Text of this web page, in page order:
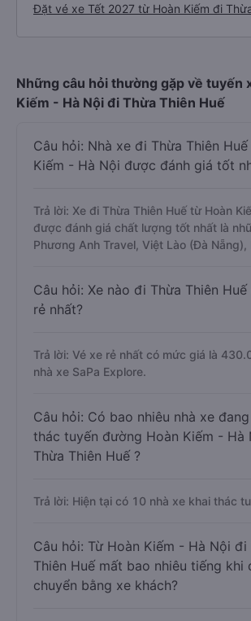
Đặt vé xe Tết 2027 từ Hoàn Kiếm đi
Những câu hỏi thường gặp về tuyến
Kiếm - Hà Nội đi Thừa Thiên Huế
Câu hỏi: Nhà xe đi Thừa Thiên
Kiếm - Hà Nội được đánh giá tốt
Trả lời: Xe đi Thừa Thiên Huế từ Hoàn
được đánh giá chất lượng tốt nhất là
Phương Anh Travel, Việt Lào (Đà Nẵng),
Câu hỏi: Xe nào đi Thừa Thiên
rẻ nhất?
Trả lời: Vé xe rẻ nhất có mức giá là
nhà xe SaPa Explore.
Câu hỏi: Có bao nhiêu nhà xe
thác tuyến đường Hoàn Kiếm - Hà
Thừa Thiên Huế ?
Trả lời: Hiện tại có 10 nhà xe khai thác
Câu hỏi: Từ Hoàn Kiếm - Hà Nội đi
Thiên Huế mất bao nhiêu tiếng khi
chuyển bằng xe khách?